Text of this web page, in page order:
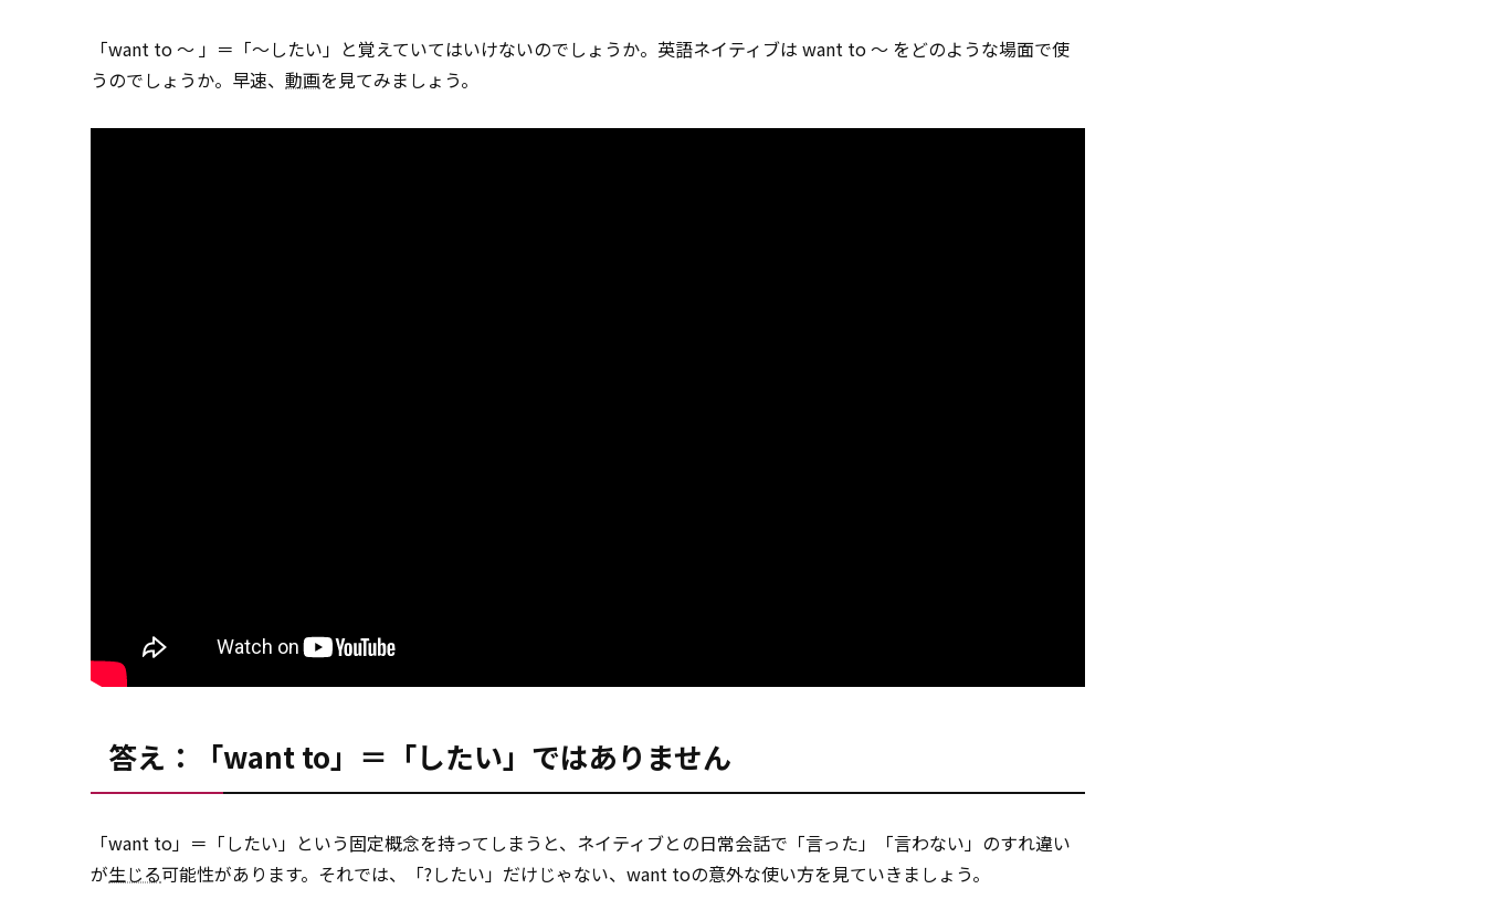
「want to ～ 」＝「～したい」と覚えていてはいけないのでしょうか。英語ネイティブは want to ～ をどのような場面で使
うのでしょうか。早速、 動画を見てみましょう。
答え：「want to」＝「したい」ではありません
「want to」＝「したい」という固定概念を持ってしまうと、ネイティブとの日常会話で「言った」「言わない」のすれ違い
が生じる可能性があります。それでは、「?したい」だけじゃない、want toの意外な使い方を見ていきましょう。